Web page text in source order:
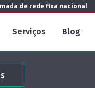
de rede fixa nacional
Serviços Blog